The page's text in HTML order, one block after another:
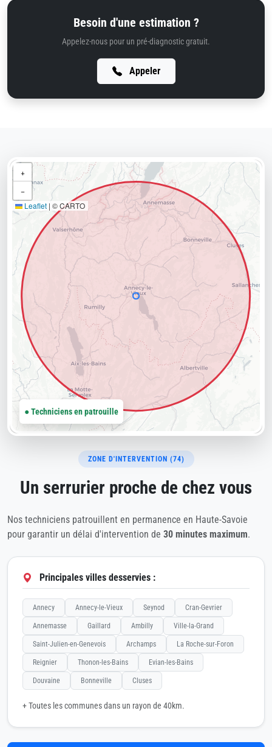
Besoin d'une estimation ?
Appelez-nous pour un pré-diagnostic gratuit.
Appeler
ZONE D'INTERVENTION (74)
Un serrurier proche de chez vous
Nos techniciens patrouillent en permanence en Haute-Savoie
pour garantir un délai d'intervention de 30 minutes maximum.
Principales villes desservies :
Annecy Annecy-le-Vieux Seynod Cran-Gevrier
Annemasse Gaillard Ambilly Ville-la-Grand
Saint-Julien-en-Genevois Archamps La Roche-sur-Foron
Reignier Thonon-les-Bains Evian-les-Bains
Douvaine Bonneville Cluses
+ Toutes les communes dans un rayon de 40km.
+
−
Leaflet | © CARTO
● Techniciens en patrouille